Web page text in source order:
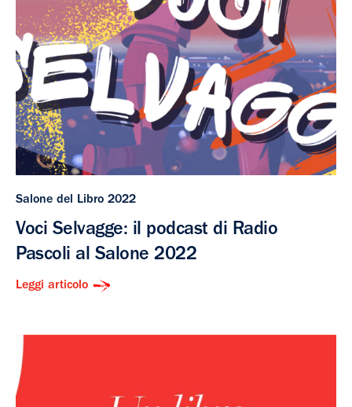
Salone del Libro 2022
Voci Selvagge: il podcast di Radio
Pascoli al Salone 2022
Leggi articolo